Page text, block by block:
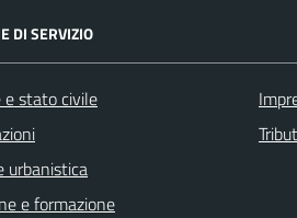
DI SERVIZIO
e stato civile
urbanistica
e formazione